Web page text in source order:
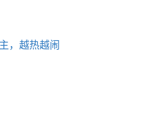
，越热越闹